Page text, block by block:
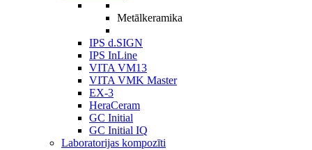
Metālkeramika
IPS d.SIGN
IPS InLine
VITA VM13
VITA VMK Master
EX-3
HeraCeram
GC Initial
GC Initial IQ
Laboratorijas kompozīti